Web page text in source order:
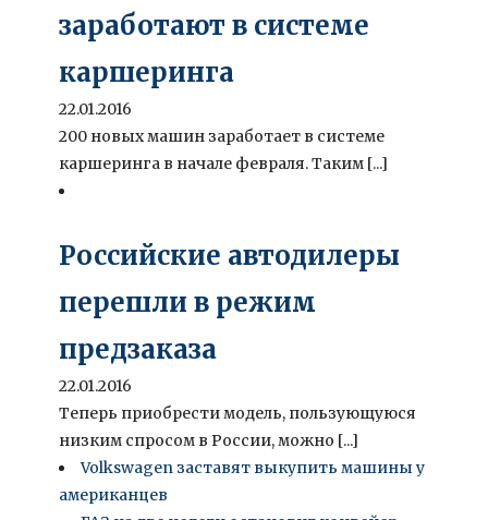
заработают в системе
каршеринга
22.01.2016
200 новых машин заработает в системе
каршеринга в начале февраля. Таким [...]
Российские автодилеры
перешли в режим
предзаказа
22.01.2016
Теперь приобрести модель, пользующуюся
низким спросом в России, можно [...]
Volkswagen заставят выкупить машины у
американцев